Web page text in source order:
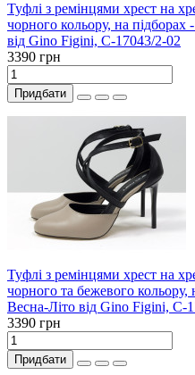
Туфлі з ремінцями хрест на
чорного кольору, на
від Gino Figini, С-17043/2-02
3390 грн
Придбати
Туфлі з ремінцями хрест на
чорного та бежевого кольору,
Весна-Літо від Gino Figini, С-
3390 грн
Придбати